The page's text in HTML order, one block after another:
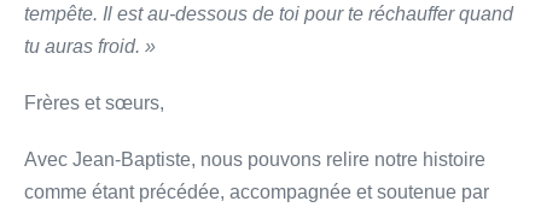
tempête. Il est au-dessous de toi pour te réchauffer quand
tu auras froid. »
Frères et sœurs,
Avec Jean-Baptiste, nous pouvons relire notre histoire
comme étant précédée, accompagnée et soutenue par